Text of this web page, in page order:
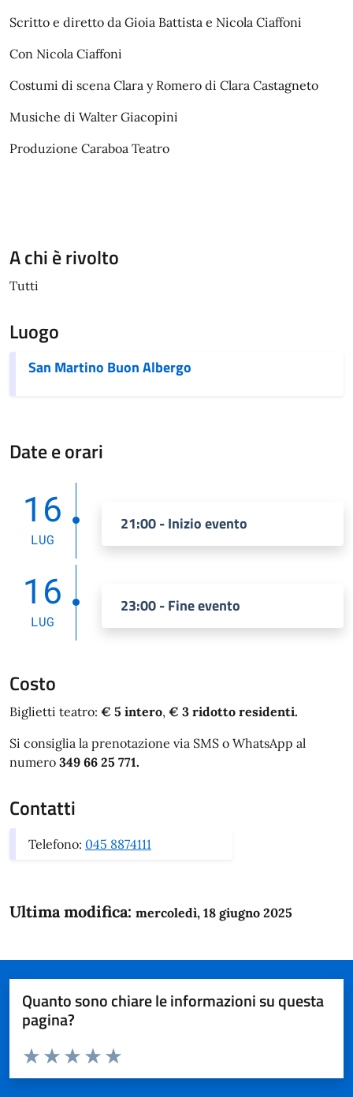
Scritto e diretto da Gioia Battista e Nicola Ciaffoni
Con Nicola Ciaffoni
Costumi di scena Clara y Romero di Clara Castagneto
Musiche di Walter Giacopini
Produzione Caraboa Teatro
A chi è rivolto
Tutti
Luogo
San Martino Buon Albergo
Date e orari
16
LUG
21:00 - Inizio evento
16
LUG
23:00 - Fine evento
Costo
Biglietti teatro: € 5 intero, € 3 ridotto residenti.
Si consiglia la prenotazione via SMS o WhatsApp al
numero 349 66 25 771.
Contatti
Telefono: 045 8874111
Ultima modifica: mercoledì, 18 giugno 2025
Quanto sono chiare le informazioni su questa
pagina?
Domanda
Valuta da 1 a 5 stelle la pagina
Valuta 5 stelle su 5
Valuta 4 stelle su 5
Valuta 3 stelle su 5
Valuta 2 stelle su 5
Valuta 1 stelle su 5